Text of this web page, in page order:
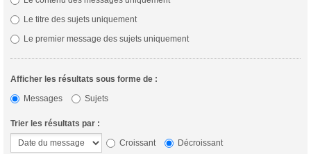
Le titre des sujets uniquement
Le premier message des sujets uniquement
Afficher les résultats sous forme de :
Messages
Sujets
Trier les résultats par :
Croissant
Décroissant